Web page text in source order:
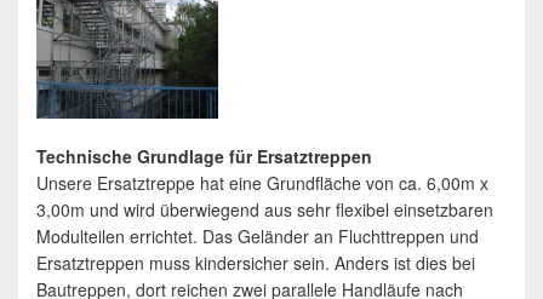
Technische Grundlage für Ersatztreppen
Unsere Ersatztreppe hat eine Grundfläche von ca. 6,00m x
3,00m und wird überwiegend aus sehr flexibel einsetzbaren
Modulteilen errichtet. Das Geländer an Fluchttreppen und
Ersatztreppen muss kindersicher sein. Anders ist dies bei
Bautreppen, dort reichen zwei parallele Handläufe nach